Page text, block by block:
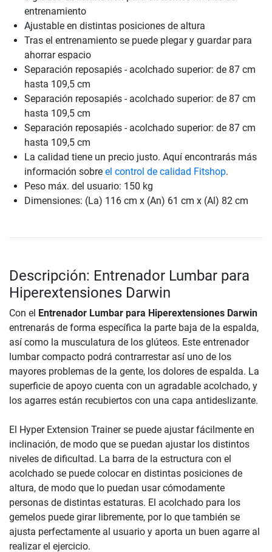
entrenamiento
Ajustable en distintas posiciones de altura
Tras el entrenamiento se puede plegar y guardar para
ahorrar espacio
Separación reposapiés - acolchado superior: de 87 cm
hasta 109,5 cm
Separación reposapiés - acolchado superior: de 87 cm
hasta 109,5 cm
Separación reposapiés - acolchado superior: de 87 cm
hasta 109,5 cm
La calidad tiene un precio justo. Aquí encontrarás más
información sobre el control de calidad Fitshop.
Peso máx. del usuario: 150 kg
Dimensiones: (La) 116 cm x (An) 61 cm x (Al) 82 cm
Descripción: Entrenador Lumbar para
Hiperextensiones Darwin
Con el Entrenador Lumbar para Hiperextensiones Darwin
entrenarás de forma específica la parte baja de la espalda,
así como la musculatura de los glúteos. Este entrenador
lumbar compacto podrá contrarrestar así uno de los
mayores problemas de la gente, los dolores de espalda. La
superficie de apoyo cuenta con un agradable acolchado, y
los agarres están recubiertos con una capa antideslizante.
El Hyper Extension Trainer se puede ajustar fácilmente en
inclinación, de modo que se puedan ajustar los distintos
niveles de dificultad. La barra de la estructura con el
acolchado se puede colocar en distintas posiciones de
altura, de modo que lo puedan usar cómodamente
personas de distintas estaturas. El acolchado para los
gemelos puede girar libremente, por lo que también se
ajusta perfectamente al usuario y aporta un buen agarre al
realizar el ejercicio.